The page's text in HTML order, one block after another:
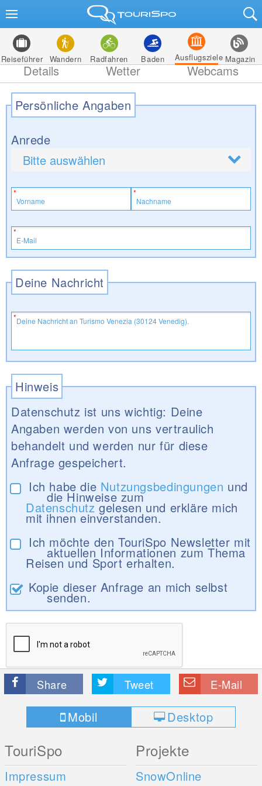
Reiseführer Wandern Radfahren Baden Ausflugsziele Magazin
Details Wetter Webcams
Persönliche Angaben
Anrede
Deine Nachricht
Hinweis
Datenschutz ist uns wichtig: Deine
Angaben werden von uns vertraulich
behandelt und werden nur für diese
Anfrage gespeichert.
Ich habe die Nutzungsbedingungen und
die Hinweise zum
Datenschutzgelesen und erkläre mich
mit ihnen einverstanden.
Ich möchte den TouriSpo Newsletter mit
aktuellen Informationen zum Thema
Reisen und Sport erhalten.
Kopie dieser Anfrage an mich selbst
senden.
Share Tweet E-Mail
Mobil Desktop
TouriSpo
Impressum
Projekte
SnowOnline